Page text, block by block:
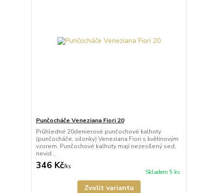
Punčocháče Veneziana Fiori 20
Průhledné 20denierové punčochové kalhoty
(punčocháče, silonky) Veneziana Fiori s květinovým
vzorem. Punčochové kalhoty mají nezesílený sed,
nevid...
346 Kč/ks
Skladem 5 ks
Zvolit variantu